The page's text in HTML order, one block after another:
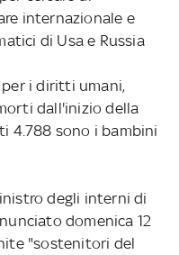
internazionale e
di Usa e Russia
i diritti umani,
dall'inizio della
4.788 sono i bambini
degli interni di
domenica 12
"sostenitori del